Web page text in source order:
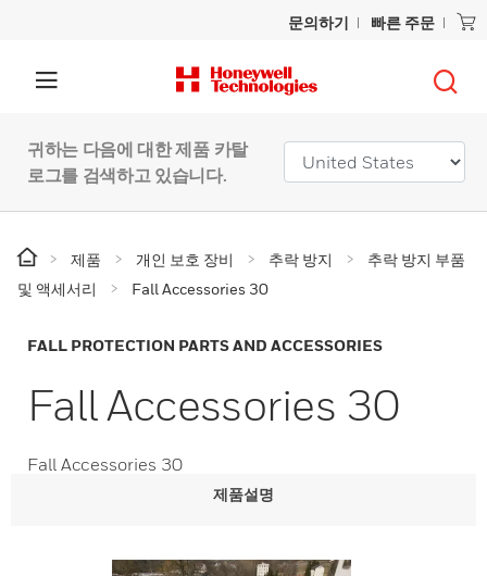
문의하기 빠른 주문
귀하는 다음에 대한 제품 카탈
로그를 검색하고 있습니다.
제품 개인 보호 장비 추락 방지
추락 방지 부품
및 액세서리
Fall Accessories 30
FALL PROTECTION PARTS AND ACCESSORIES
Fall Accessories 30
Fall Accessories 30
제품설명